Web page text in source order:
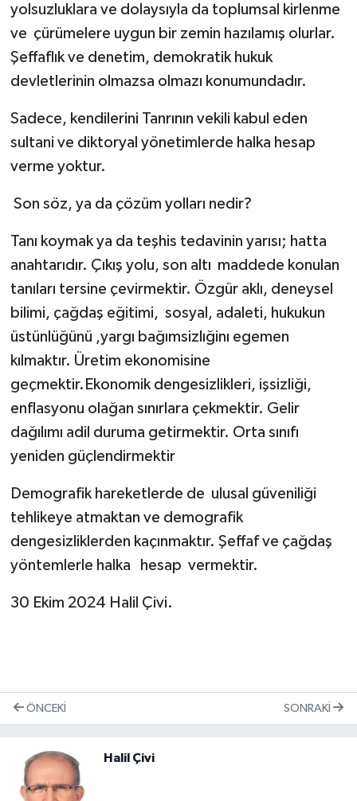
yolsuzluklara ve dolaysıyla da toplumsal kirlenme
ve çürümelere uygun bir zemin hazılamış olurlar.
Şeffaflık ve denetim, demokratik hukuk
devletlerinin olmazsa olmazı konumundadır.
Sadece, kendilerini Tanrının vekili kabul eden
sultani ve diktoryal yönetimlerde halka hesap
verme yoktur.
Son söz, ya da çözüm yolları nedir?
Tanı koymak ya da teşhis tedavinin yarısı; hatta
anahtarıdır. Çıkış yolu, son altı maddede konulan
tanıları tersine çevirmektir. Özgür aklı, deneysel
bilimi, çağdaş eğitimi, sosyal, adaleti, hukukun
üstünlüğünü ,yargı bağımsizlığinı egemen
kılmaktır. Üretim ekonomisine
geçmektir.Ekonomik dengesizlikleri, işsizliği,
enflasyonu olağan sınırlara çekmektir. Gelir
dağılımı adil duruma getirmektir. Orta sınıfı
yeniden güçlendirmektir
Demografik hareketlerde de ulusal güveniliği
tehlikeye atmaktan ve demografik
dengesizliklerden kaçınmaktır. Şeffaf ve çağdaş
yöntemlerle halka hesap vermektir.
30 Ekim 2024 Halil Çivi.
ÖNCEKI SONRAKI
Halil Çivi